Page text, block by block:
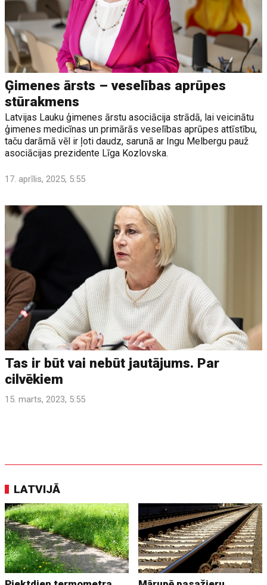
Ģimenes ārsts – veselības aprūpes
stūrakmens
Latvijas Lauku ģimenes ārstu asociācija strādā, lai veicinātu
ģimenes medicīnas un primārās veselības aprūpes attīstību,
taču darāmā vēl ir ļoti daudz, sarunā ar Ingu Melbergu pauž
asociācijas prezidente Līga Kozlovska.
17. aprīlis, 2025, 5:55
Tas ir būt vai nebūt jautājums. Par
cilvēkiem
15. marts, 2023, 5:55
LATVIJĀ